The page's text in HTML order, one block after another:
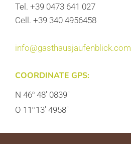
Tel. +39 0473 641 027
Cell. +39 340 4956458
info@gasthausjaufenblick.com
COORDINATE GPS:
N 46o 48′ 0839″
O 11o 13′ 4958″